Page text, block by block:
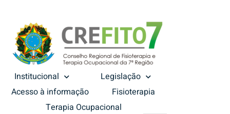
Institucional
Legislação
Acesso à informação
Fisioterapia
Terapia Ocupacional